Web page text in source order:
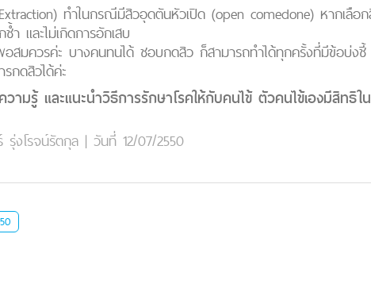
ทำในกรณีมีสิวอุดตันหัวเปิด (open comedone) หากเลือก
ำ และไม่เกิดการอักเสบ
อสมควรค่ะ บางคนทนได้ ชอบกดสิว ก็สามารถทำได้ทุกครั้งที่มีข้อบ่ง
กดสิวได้ค่ะ
มรู้ และแนะนำวิธีการรักษาโรคให้กับคนไข้ ตัวคนไข้เองมีสิทธิใ
งโรจน์รัตกุล | วันที่ 12/07/2550